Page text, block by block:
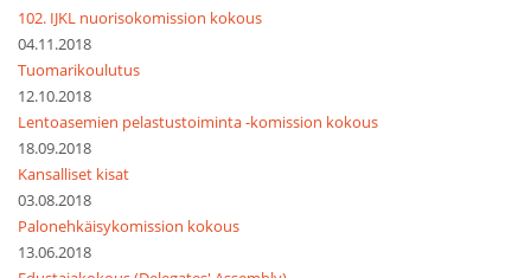
102. IJKL nuorisokomission kokous
04.11.2018
Tuomarikoulutus
12.10.2018
Lentoasemien pelastustoiminta -komission kokous
18.09.2018
Kansalliset kisat
03.08.2018
Palonehkäisykomission kokous
13.06.2018